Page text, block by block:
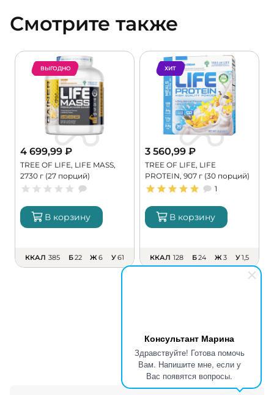
Консультант Марина
Здравствуйте! Готова помочь
Вам. Напишите мне, если у
Вас появятся вопросы.
Смотрите также
ВЫГОДНО
4 699,99 ₽
TREE OF LIFE, LIFE MASS,
2730 г (27 порций)
В корзину
ККАЛ 385 Б22 Ж6 У61
ХИТ
3 560,99 ₽
TREE OF LIFE, LIFE
PROTEIN, 907 г (30 порций)
1
В корзину
ККАЛ 128 Б24 Ж3 У1,5